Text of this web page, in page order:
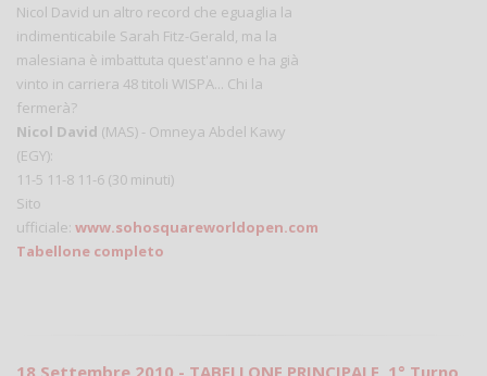
Nicol David un altro record che eguaglia la
indimenticabile Sarah Fitz-Gerald, ma la
malesiana è imbattuta quest'anno e ha già
vinto in carriera 48 titoli WISPA... Chi la
fermerà?
Nicol David (MAS) - Omneya Abdel Kawy
(EGY):
11-5 11-8 11-6 (30 minuti)
Sito
ufficiale: www.sohosquareworldopen.com
Tabellone completo
18 Settembre 2010 - TABELLONE PRINCIPALE, 1° Turno